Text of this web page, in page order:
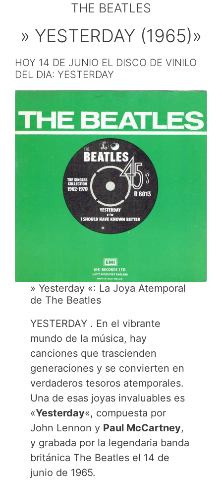
THE BEATLES
» YESTERDAY (1965)»
HOY 14 DE JUNIO EL DISCO DE VINILO
DEL DIA: YESTERDAY
» Yesterday «: La Joya Atemporal
de The Beatles
YESTERDAY . En el vibrante
mundo de la música, hay
canciones que trascienden
generaciones y se convierten en
verdaderos tesoros atemporales.
Una de esas joyas invaluables es
«Yesterday«, compuesta por
John Lennon y Paul McCartney,
y grabada por la legendaria banda
británica The Beatles el 14 de
junio de 1965.